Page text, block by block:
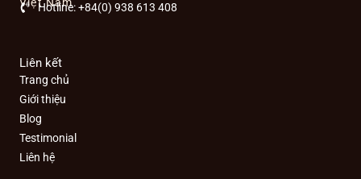
m
Hotline: +84(0) 938 613 408
Liên kết
Trang chủ
Giới thiệu
Blog
Testimonial
Liên hệ